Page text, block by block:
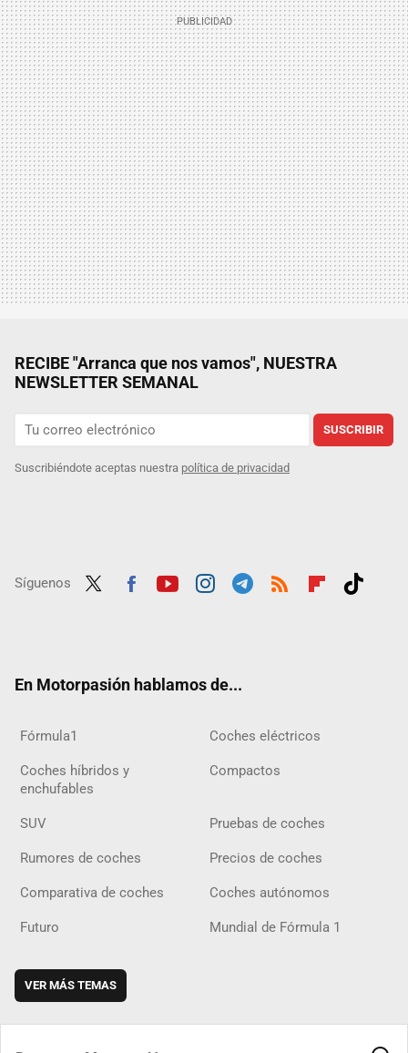
RECIBE "Arranca que nos vamos", NUESTRA
NEWSLETTER SEMANAL
SUSCRIBIR
Suscribiéndote aceptas nuestra política de privacidad
Síguenos
En Motorpasión hablamos de...
Fórmula1 Coches eléctricos
Coches híbridos y
enchufables
Compactos
SUV Pruebas de coches
Rumores de coches Precios de coches
Comparativa de coches Coches autónomos
Futuro Mundial de Fórmula 1
VER MÁS TEMAS